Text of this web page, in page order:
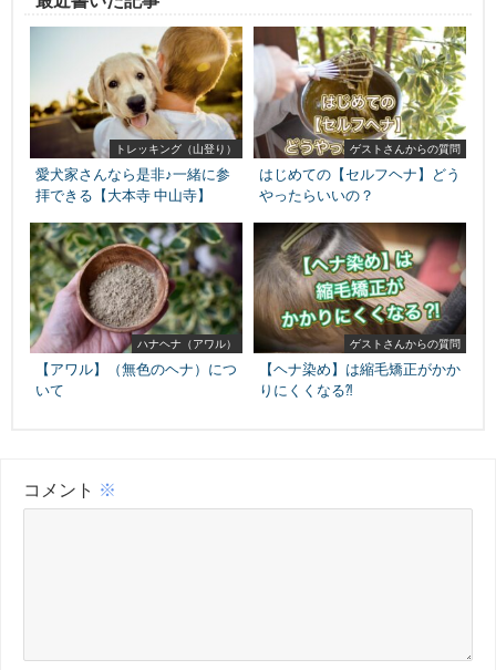
トレッキング（山登り）
愛犬家さんなら是非♪一緒に参
拝できる【大本寺 中山寺】
ゲストさんからの質問
はじめての【セルフヘナ】どう
やったらいいの？
ハナヘナ（アワル）
【アワル】（無色のヘナ）につ
いて
ゲストさんからの質問
【ヘナ染め】は縮毛矯正がかか
りにくくなる⁈
コメント ※